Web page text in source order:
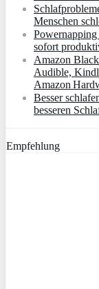
Menschen
sofort
Amazon
Audible,
Amazon
Besser
besseren
Empfehlung